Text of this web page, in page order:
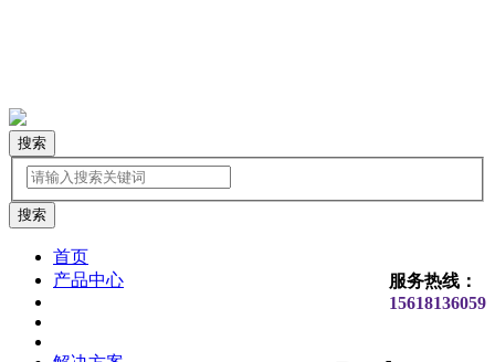
搜索
服务热线：
15618136059
首页
产品中心